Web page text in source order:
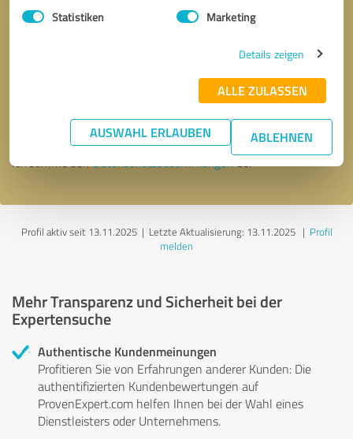
Statistiken Marketing
Details zeigen
ALLE ZULASSEN
AUSWAHL ERLAUBEN ABLEHNEN
* Erforderliche Angaben
Nachricht senden
Ich stimme denDatenschutzbestimmungenzu.
Profil aktiv seit 13.11.2025 | Letzte Aktualisierung: 13.11.2025| Profil
melden
Mehr Transparenz und Sicherheit bei der
Expertensuche
Authentische Kundenmeinungen
Profitieren Sie von Erfahrungen anderer Kunden: Die
authentifizierten Kundenbewertungen auf
ProvenExpert.com helfen Ihnen bei der Wahl eines
Dienstleisters oder Unternehmens.